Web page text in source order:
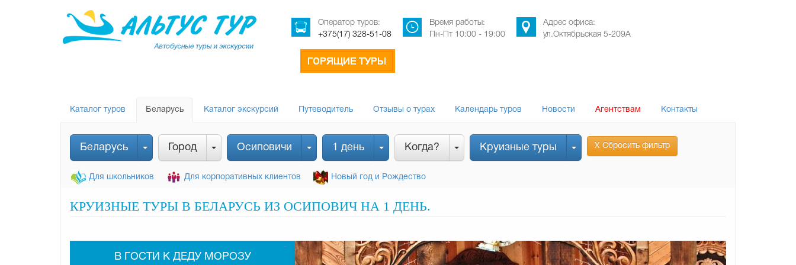
Оператор туров:
+375(17) 328-51-08
Время работы:
Пн-Пт 10:00 - 19:00
Адрес офиса:
ул.Октябрьская 5-209А
Каталог туров Беларусь Каталог экскурсий Путеводитель Отзывы о турах Календарь туров Новости Агентствам Контакты
Беларусь Город Осиповичи 1 день Когда? Круизные туры Х Сбросить фильтр
Для школьников Для корпоративных клиентов Новый год и Рождество
КРУИЗНЫЕ ТУРЫ В БЕЛАРУСЬ ИЗ ОСИПОВИЧ НА 1 ДЕНЬ.
В ГОСТИ К ДЕДУ МОРОЗУ
-